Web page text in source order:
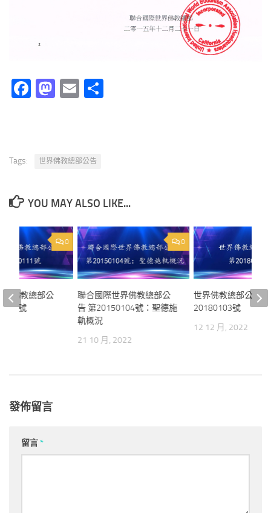
Facebook
Mastodon
Email
Tags: 世界佛教總部公告
YOU MAY ALSO LIKE...
0
聯合國際世界佛教總部公
告 第20150104號：聖德施
軌概況
21 10 月, 2022
世界佛教總部公告
20180103號
12 12 月, 2022
0
界佛教總部公
號
發佈留言
留言*